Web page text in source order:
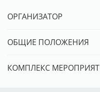
В комментариях
ОРГАНИЗАТОР
ОБЩИЕ ПОЛОЖЕНИЯ
КОМПЛЕКС